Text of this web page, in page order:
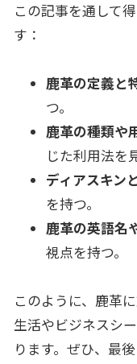
この記事を通して
す：
鹿革の定義と
つ。
鹿革の種類や
じた利用法を
ディアスキン
を持つ。
鹿革の英語名
視点を持つ。
このように、鹿革
生活やビジネスシ
ります。ぜひ、最